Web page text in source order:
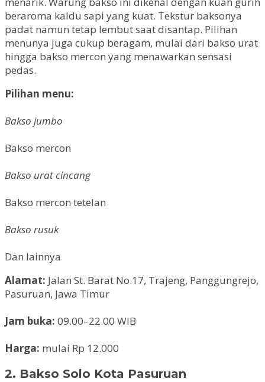
beraroma kaldu sapi yang kuat. Tekstur baksonya
padat namun tetap lembut saat disantap. Pilihan
menunya juga cukup beragam, mulai dari bakso urat
hingga bakso mercon yang menawarkan sensasi
pedas.
Pilihan menu:
Bakso jumbo
Bakso mercon
Bakso urat cincang
Bakso mercon tetelan
Bakso rusuk
Dan lainnya
Alamat: Jalan St. Barat No.17, Trajeng, Panggungrejo,
Pasuruan, Jawa Timur
Jam buka: 09.00–22.00 WIB
Harga: mulai Rp 12.000
2. Bakso Solo Kota Pasuruan